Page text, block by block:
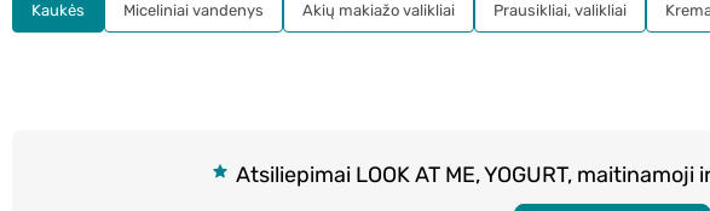
Atsiliepimai LOOK AT ME, YOGURT,
Kaukės Miceliniai vandenys Akių makiažo valikliai Prausikliai, valikliai